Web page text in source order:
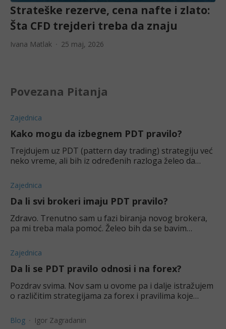
Strateške rezerve, cena nafte i zlato:
Šta CFD trejderi treba da znaju
Ivana Matlak 25 maj, 2026
Povezana Pitanja
Zajednica
Kako mogu da izbegnem PDT pravilo?
Trejdujem uz PDT (pattern day trading) strategiju već
neko vreme, ali bih iz određenih razloga želeo da
postoji način za to? Hvala na odgovorim
Zajednica
Da li svi brokeri imaju PDT pravilo?
Zdravo. Trenutno sam u fazi biranja novog brokera,
pa mi treba mala pomoć. Želeo bih da se bavim
pattern day trading, i zanima me da li svi brokeri
Zajednica
Da li se PDT pravilo odnosi i na forex?
Pozdrav svima. Nov sam u ovome pa i dalje istražujem
o različitim strategijama za forex i pravilima koje
najbolje—da li se PDT pravilo, za pattern
Blog Igor Zagradanin